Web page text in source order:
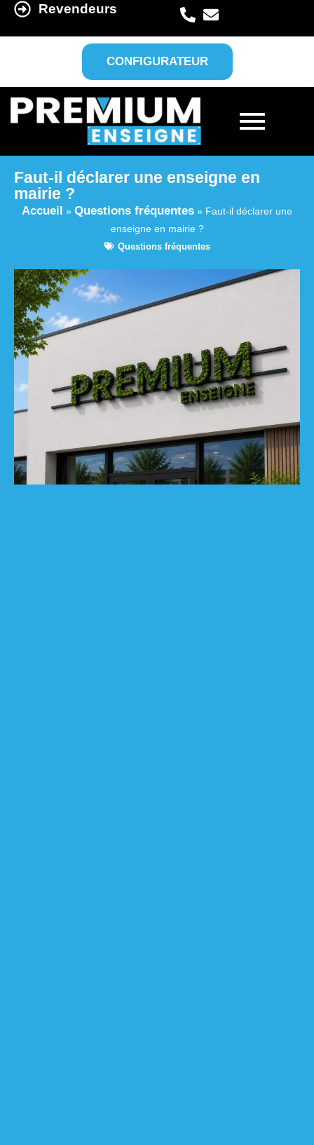
Revendeurs
CONFIGURATEUR
Faut-il déclarer une enseigne en
mairie ?
Accueil » Questions fréquentes » Faut-il déclarer une
enseigne en mairie ?
Questions fréquentes